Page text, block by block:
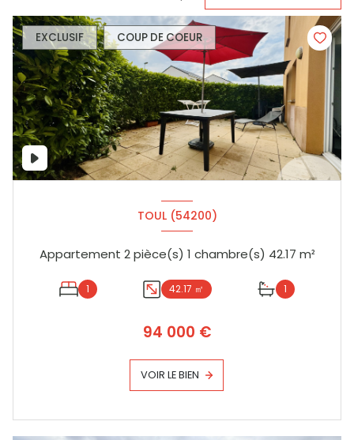
EXCLUSIF COUP DE COEUR
TOUL (54200)
Appartement 2 pièce(s) 1 chambre(s) 42.17 m²
1 42.17 ㎡ 1
94 000 €
VOIR LE BIEN